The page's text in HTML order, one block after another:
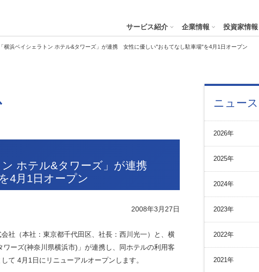
サービス紹介
企業情報
一般事業主行動計画
投資家情報
キャッシュ・フローの状況
セグメント別売上高・営業利益
説明会資料・動画
有価証券報告書
統合報告書・アニュアルレ
発行体格付 電子公告
定款・株式取扱
個人投資家の皆様へ
パーク２４のあゆみ
の推進
ィ推進体制
イニシアチブへの参画・社外からの評価​
マテリアリティ
中長期目標
最大化に向け
事業継続マネジメントシステム
責任ある調達
地域コミュニティへの貢献
コーポレート・ガバ
リスク管理
コンプライアンスと
横浜ベイシェラトン ホテル&タワーズ」が連携 女性に優しい"おもてなし駐車場"を4月1日オープン
ホテル&タワーズ」が連携
4月1日オープン
2008年3月27日
社（本社：東京都千代田区、社長：西川光一）と、横
ーズ(神奈川県横浜市)」が連携し、同ホテルの利用客
て 4月1日にリニューアルオープンします。
ニュー
2026年
2025年
2024年
2023年
2022年
2021年